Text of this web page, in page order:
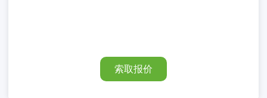
索取报价